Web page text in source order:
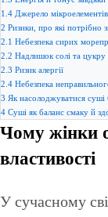
1.4 Джерело мікроелементів
2 Ризики, про які потрібно
2.1 Небезпека сирих
2.2 Надлишок солі та цукру
2.3 Ризик алергії
2.4 Небезпека
3 Як насолоджуватися суші
4 Суші як баланс смаку й
Чому жінки
властивості
У сучасному